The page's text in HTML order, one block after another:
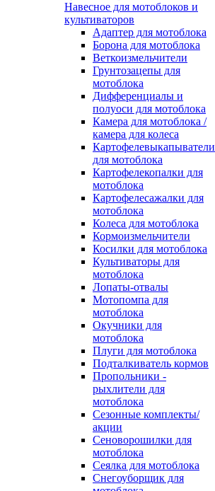
Навесное для мотоблоков и
культиваторов
Адаптер для мотоблока
Борона для мотоблока
Веткоизмельчители
Грунтозацепы для
мотоблока
Дифференциалы и
полуоси для мотоблока
Камера для мотоблока /
камера для колеса
Картофелевыкапыватели
для мотоблока
Картофелекопалки для
мотоблока
Картофелесажалки для
мотоблока
Колеса для мотоблока
Кормоизмельчители
Косилки для мотоблока
Культиваторы для
мотоблока
Лопаты-отвалы
Мотопомпа для
мотоблока
Окучники для
мотоблока
Плуги для мотоблока
Подталкиватель кормов
Пропольники -
рыхлители для
мотоблока
Сезонные комплекты/
акции
Сеноворошилки для
мотоблока
Сеялка для мотоблока
Снегоуборщик для